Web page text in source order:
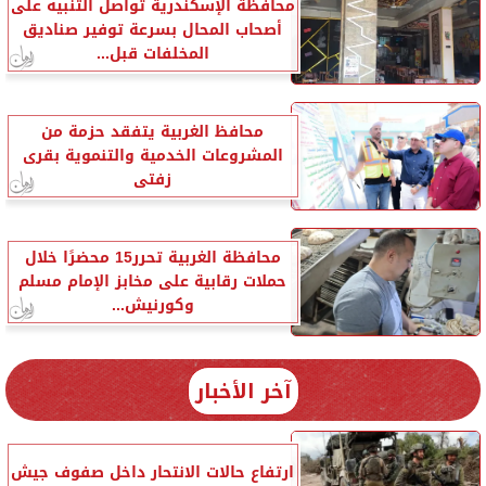
محافظة الإسكندرية تواصل التنبيه على
أصحاب المحال بسرعة توفير صناديق
المخلفات قبل...
محافظ الغربية يتفقد حزمة من
المشروعات الخدمية والتنموية بقرى
زفتى
محافظة الغربية تحرر15 محضرًا خلال
حملات رقابية على مخابز الإمام مسلم
وكورنيش...
آخر الأخبار
ارتفاع حالات الانتحار داخل صفوف جيش